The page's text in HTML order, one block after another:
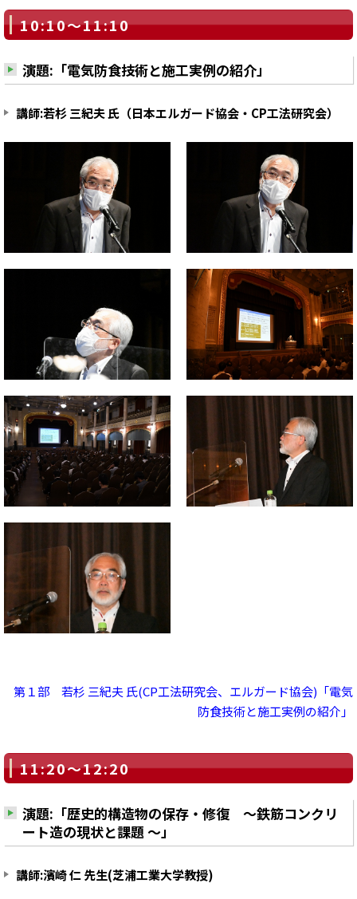
10:10～11:10
演題:「電気防食技術と施工実例の紹介」
講師:若杉 三紀夫 氏（日本エルガード協会・CP工法研究会）
第１部 若杉 三紀夫 氏(CP工法研究会、エルガード協会)「電気
防食技術と施工実例の紹介」
11:20～12:20
演題:「歴史的構造物の保存・修復 ～鉄筋コンクリ
ート造の現状と課題 ～」
講師:濱崎 仁 先生(芝浦工業大学教授)